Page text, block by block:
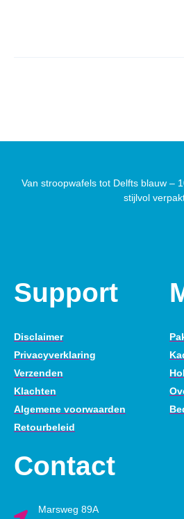
Van stroopwafels tot Delfts blauw –
stijlvol
Support
Disclaimer
Privacyverklaring
Verzenden
Klachten
Algemene voorwaarden
Retourbeleid
Contact
Marsweg 89A